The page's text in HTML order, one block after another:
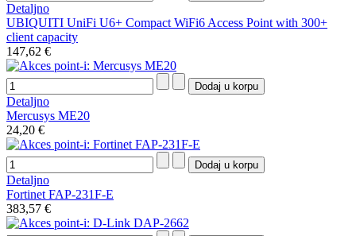
Detaljno
UBIQUITI UniFi U6+ Compact WiFi6 Access Point with 300+
client capacity
147,62 €
Detaljno
Mercusys ME20
24,20 €
Detaljno
Fortinet FAP-231F-E
383,57 €